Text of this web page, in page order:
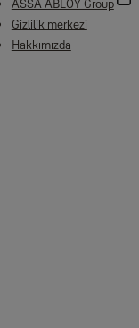
ASSA ABLOY Group
Gizlilik merkezi
Hakkımızda